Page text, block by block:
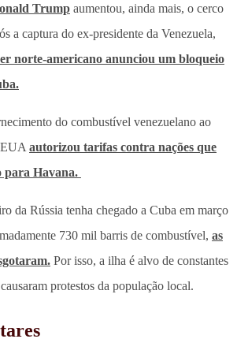
Trump aumentou, ainda mais, o cerco
a captura do ex-presidente da Venezuela,
norte-americano anunciou um bloqueio
do combustível venezuelano ao
autorizou tarifas contra nações que
para Havana.
da Rússia tenha chegado a Cuba em março
730 mil barris de combustível, as
Por isso, a ilha é alvo de constantes
protestos da população local.